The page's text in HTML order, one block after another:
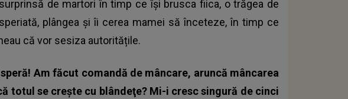
de martori în timp ce își brusca fiica, o trăgea de
plângea și îi cerea mamei să înceteze, în timp ce
că vor sesiza autoritățile.
Am făcut comandă de mâncare, aruncă mâncarea
totul se creşte cu blândeţe? Mi-i cresc singură de cinci